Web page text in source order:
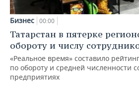
Бизнес 00:00
Татарстан в пятерке
обороту и числу
«Реальное время» составило
по обороту и средней численности
предприятиях